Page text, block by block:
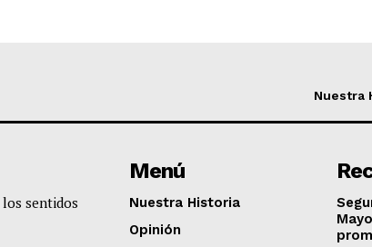
Nuestra
sentidos
Menú
Nuestra Historia
Opinión